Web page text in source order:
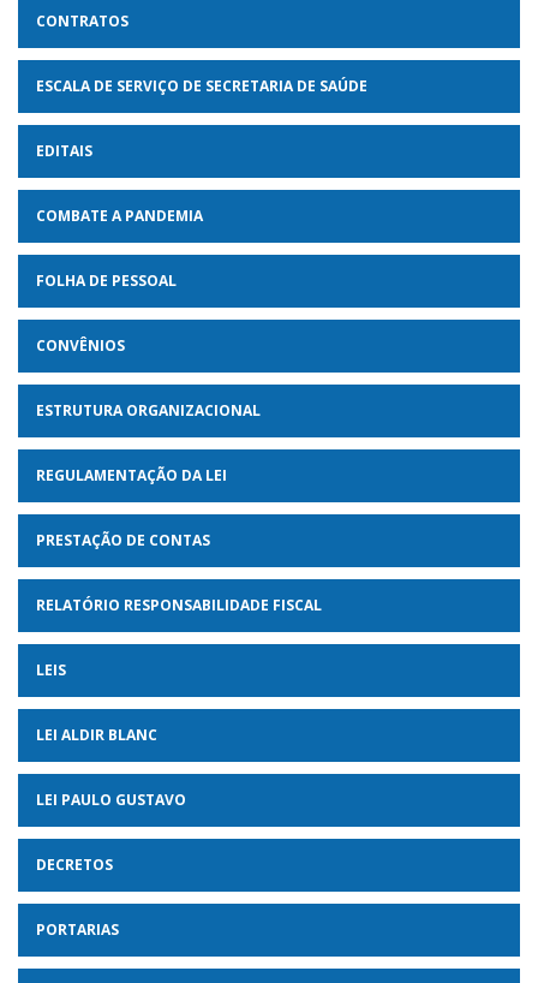
CONTRATOS
ESCALA DE SERVIÇO DE SECRETARIA DE SAÚDE
EDITAIS
COMBATE A PANDEMIA
FOLHA DE PESSOAL
CONVÊNIOS
ESTRUTURA ORGANIZACIONAL
REGULAMENTAÇÃO DA LEI
PRESTAÇÃO DE CONTAS
RELATÓRIO RESPONSABILIDADE FISCAL
LEIS
LEI ALDIR BLANC
LEI PAULO GUSTAVO
DECRETOS
PORTARIAS